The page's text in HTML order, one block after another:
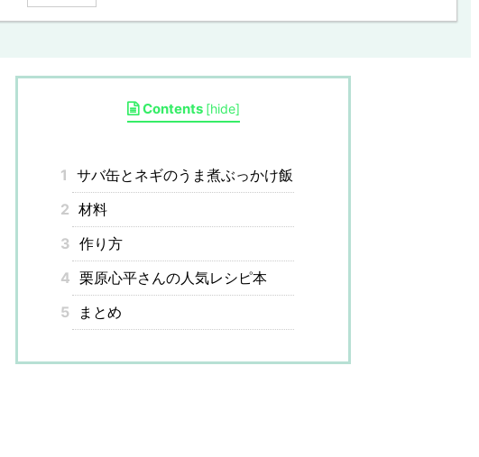
Contents [hide]
1 サバ缶とネギのうま煮ぶっかけ飯
2 材料
3 作り方
4 栗原心平さんの人気レシピ本
5
まとめ